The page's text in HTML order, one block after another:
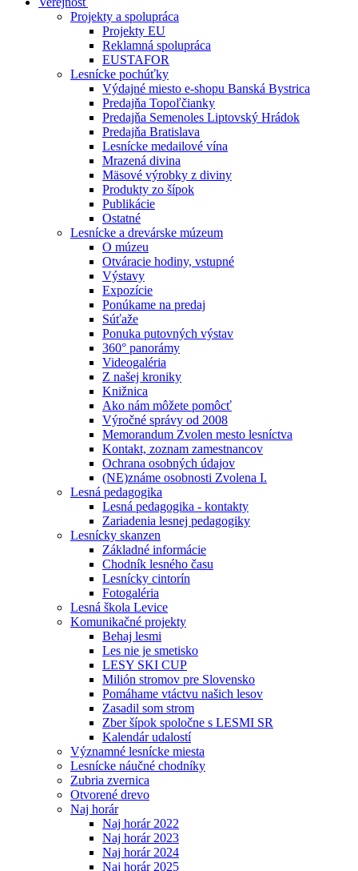
Projekty a spolupráca
Projekty EU
Reklamná spolupráca
EUSTAFOR
Lesnícke pochúťky
Výdajné miesto e-shopu Banská Bystrica
Predajňa Topoľčianky
Predajňa Semenoles Liptovský Hrádok
Predajňa Bratislava
Lesnícke medailové vína
Mrazená divina
Mäsové výrobky z diviny
Produkty zo šípok
Publikácie
Ostatné
Lesnícke a drevárske múzeum
O múzeu
Otváracie hodiny, vstupné
Výstavy
Expozície
Ponúkame na predaj
Súťaže
Ponuka putovných výstav
360° panorámy
Videogaléria
Z našej kroniky
Knižnica
Ako nám môžete pomôcť
Výročné správy od 2008
Memorandum Zvolen mesto lesníctva
Kontakt, zoznam zamestnancov
Ochrana osobných údajov
(NE)známe osobnosti Zvolena I.
Lesná pedagogika
Lesná pedagogika - kontakty
Zariadenia lesnej pedagogiky
Lesnícky skanzen
Základné informácie
Chodník lesného času
Lesnícky cintorín
Fotogaléria
Lesná škola Levice
Komunikačné projekty
Behaj lesmi
Les nie je smetisko
LESY SKI CUP
Milión stromov pre Slovensko
Pomáhame vtáctvu našich lesov
Zasadil som strom
Zber šípok spoločne s LESMI SR
Kalendár udalostí
Významné lesnícke miesta
Lesnícke náučné chodníky
Zubria zvernica
Otvorené drevo
Naj horár
Naj horár 2022
Naj horár 2023
Naj horár 2024
Naj horár 2025